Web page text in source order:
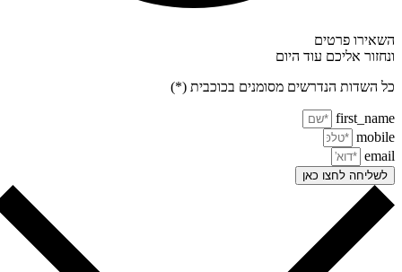
פרטים
אליכם עוד היום
השדות הנדרשים מסומנים בכוכבית (*)
לשליחה לחצו כאן